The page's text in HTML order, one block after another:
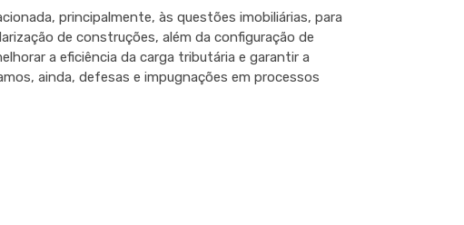
principalmente, às questões imobiliárias, para
de construções, além da configuração de
a eficiência da carga tributária e garantir a
ainda, defesas e impugnações em processos